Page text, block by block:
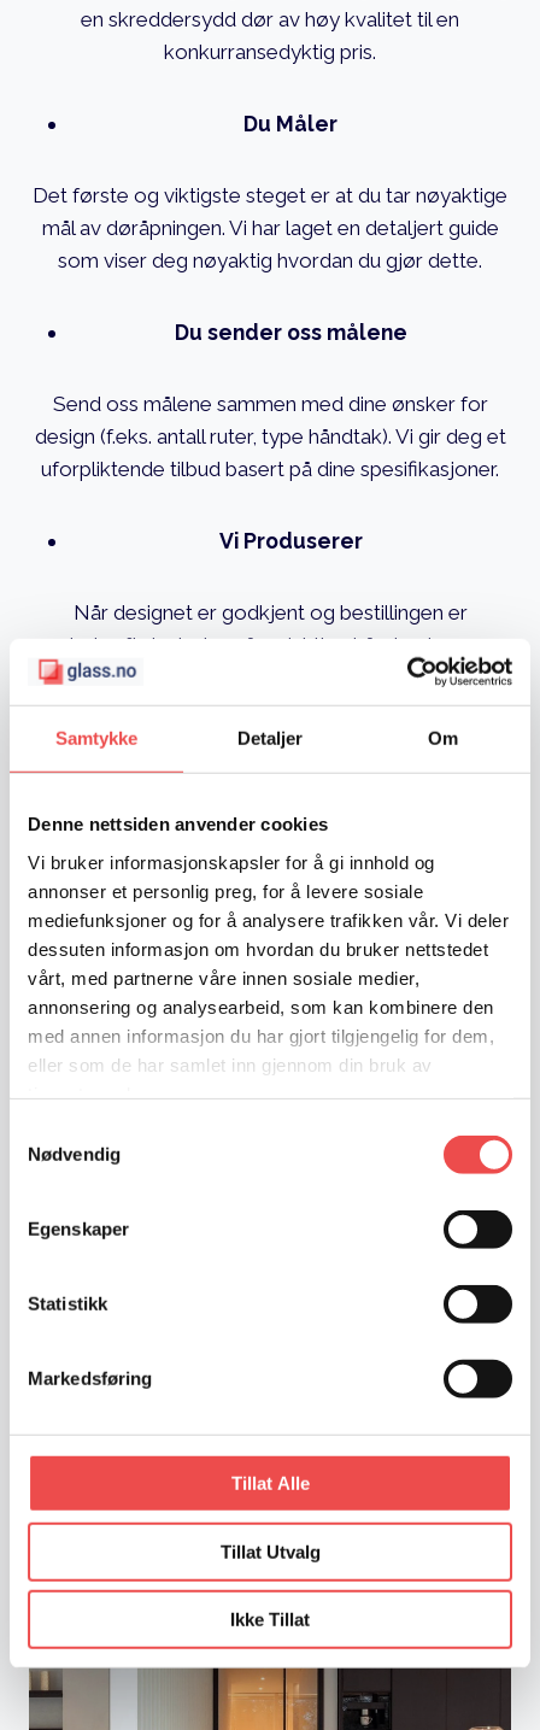
Samtykke Detaljer Om
Denne nettsiden anvender cookies
Vi bruker informasjonskapsler for å gi innhold og
annonser et personlig preg, for å levere sosiale
mediefunksjoner og for å analysere trafikken vår. Vi deler
dessuten informasjon om hvordan du bruker nettstedet
vårt, med partnerne våre innen sosiale medier,
annonsering og analysearbeid, som kan kombinere den
med annen informasjon du har gjort tilgjengelig for dem,
eller som de har samlet inn gjennom din bruk av
Nødvendig
Egenskaper
Statistikk
Markedsføring
Tillat Alle
Tillat Utvalg
Ikke Tillat
en skreddersydd dør av høy kvalitet til en
konkurransedyktig pris.
Du Måler
Det første og viktigste steget er at du tar nøyaktige
mål av døråpningen. Vi har laget en detaljert guide
som viser deg nøyaktig hvordan du gjør dette.
Du sender oss målene
Send oss målene sammen med dine ønsker for
design (f.eks. antall ruter, type håndtak). Vi gir deg et
uforpliktende tilbud basert på dine spesifikasjoner.
Vi Produserer
Når designet er godkjent og bestillingen er
bekreftet, starter våre dyktige håndverkere
produksjonen av din unike smijernsdør.
Vi Leverer
Vi organiserer frakt og leverer den ferdige døren
trygt hjem til din adresse i Stavanger.